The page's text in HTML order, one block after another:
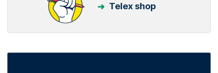
Telex shop